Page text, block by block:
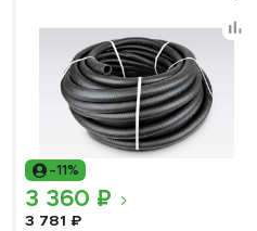
-11%
3 360 ₽
3 781 ₽